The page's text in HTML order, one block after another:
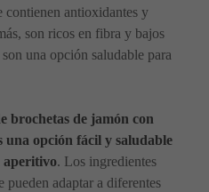
contienen antioxidantes y
son ricos en fibra y bajos
una opción saludable para
brochetas de jamón con
una opción fácil y saludable
aperitivo. Los ingredientes
pueden adaptar a diferentes